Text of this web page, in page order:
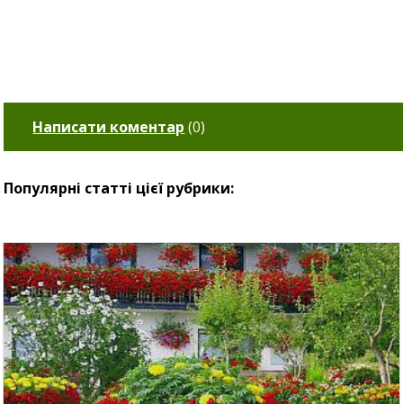
Написати коментар (0)
Популярні статті цієї рубрики: